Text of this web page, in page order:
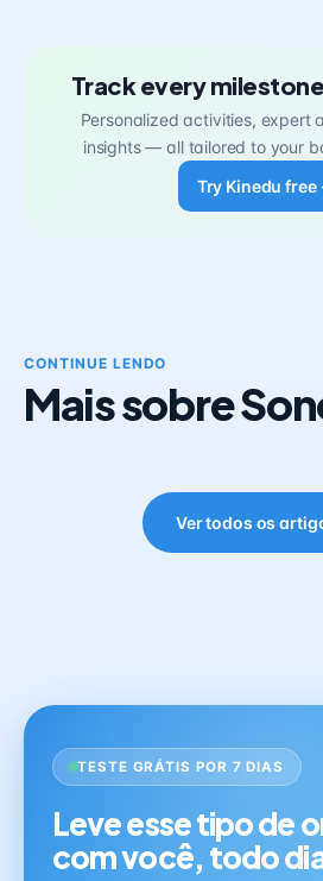
Track every
Personalized activities, expert
insights — all tailored to your
Try Kinedu free
CONTINUE LENDO
Mais sobre
Ver todos os
TESTE GRÁTIS POR 7 DIAS
Leve esse tipo de
com você, todo